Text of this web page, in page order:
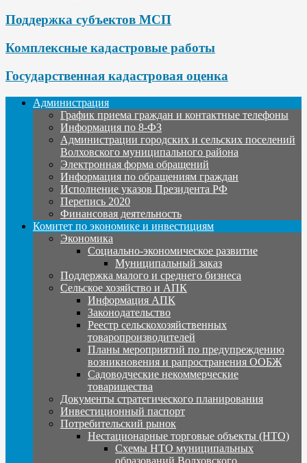
Поддержка субъектов МСП
Комплексные кадастровые работы
Государственная кадастровая оценка
Администрация
График приема граждан и контактные телефоны
Информация по 8-ФЗ
Администрации городских и сельских поселений
Волховского муниципального района
Электронная форма обращений
Информация по обращениям граждан
Исполнение указов Президента РФ
Перепись 2020
Финансовая деятельность
Комитет по экономике и инвестициям
Экономика
Социально-экономическое развитие
Муниципальный заказ
Поддержка малого и среднего бизнеса
Сельское хозяйство и АПК
Информация АПК
Законодательство
Реестр сельскохозяйственных
товаропроизводителей
Планы мероприятий по предупреждению
возникновения и рапространения ООБЖ
Садоводческие некоммерческие
товарищества
Документы стратегического планирования
Инвестиционный паспорт
Потребительский рынок
Нестационарные торговые объекты (НТО)
Схемы НТО муниципальных
образований Волховского